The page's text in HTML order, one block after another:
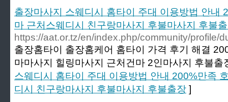
출장마사지 스웨디시 홈타이 주대 이용방법 안내
마 근처스웨디시 친구랑마사지 후불마사지 후불
https://aat.or.tz/en/index.php/community/profile/
출장홈타이 출장홈케어 홈타이 가격 후기 해결
마마사지 힐링마사지 근처건마 2인마사지 후불출
스웨디시 홈타이 주대 이용방법 안내 200%만족
디시 친구랑마사지 후불마사지 후불출장 ]